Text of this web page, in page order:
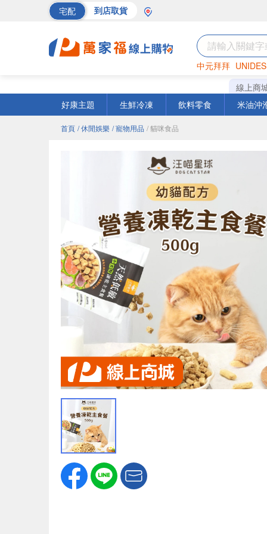
宅配 到店取貨
中元拜拜
巧克力 罐頭
線上商
好康主題
生鮮冷凍 飲料零食 米油沖
首頁 / 休閒娛樂 / 寵物用品 / 貓咪食品